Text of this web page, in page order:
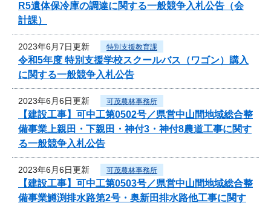
R5遺体保冷庫の調達に関する一般競争入札公告（会
計課）
2023年6月7日更新 特別支援教育課
令和5年度 特別支援学校スクールバス（ワゴン）購入
に関する一般競争入札公告
2023年6月6日更新 可茂農林事務所
【建設工事】可中工第0502号／県営中山間地域総合整
備事業上親田・下親田・神付3・神付8農道工事に関す
る一般競争入札公告
2023年6月6日更新 可茂農林事務所
【建設工事】可中工第0503号／県営中山間地域総合整
備事業鱒渕排水路第2号・奥新田排水路他工事に関す